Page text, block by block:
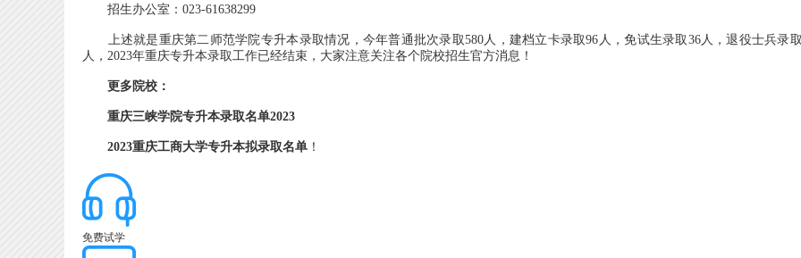
招生办公室：023-61638299
上述就是重庆第二师范学院专升本录取情况，今年普通批次录取580人，建档立卡录取96人，免试生录取36人，退役士兵录
人，2023年重庆专升本录取工作已经结束，大家注意关注各个院校招生官方消息！
更多院校：
重庆三峡学院专升本录取名单2023
2023重庆工商大学专升本拟录取名单 ！
免费试学